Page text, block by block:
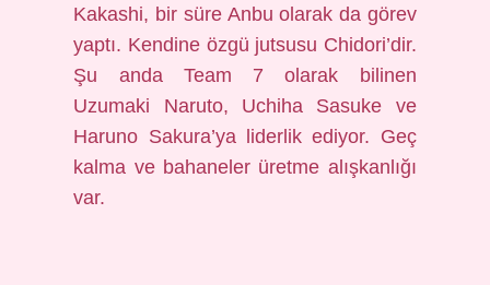
Kakashi, bir süre Anbu olarak da görev
yaptı. Kendine özgü jutsusu Chidori’dir.
Şu anda Team 7 olarak bilinen
Uzumaki Naruto, Uchiha Sasuke ve
Haruno Sakura’ya liderlik ediyor. Geç
kalma ve bahaneler üretme alışkanlığı
var.